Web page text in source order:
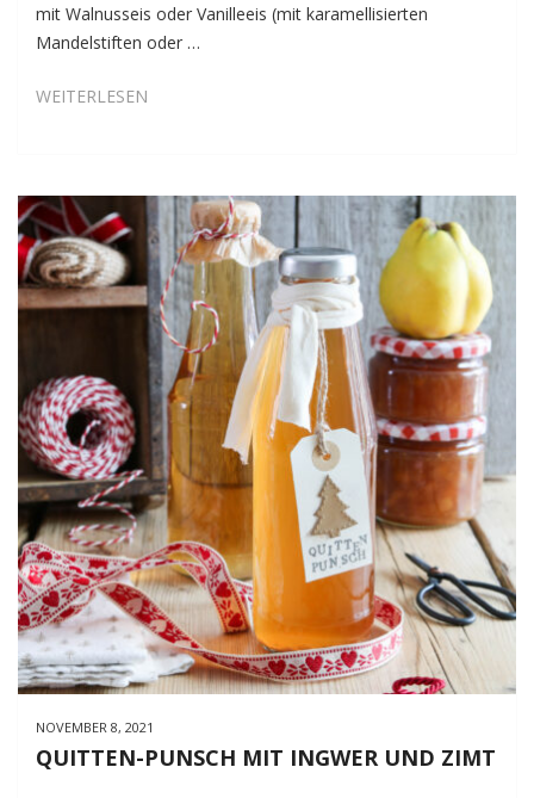
mit Walnusseis oder Vanilleeis (mit karamellisierten
Mandelstiften oder …
WEITERLESEN
UND
VANILLE
NOVEMBER 8, 2021
QUITTEN-PUNSCH MIT INGWER UND ZIMT